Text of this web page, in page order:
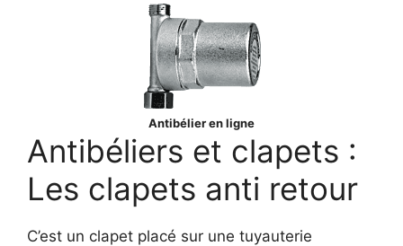
Antibélier en ligne
Antibéliers et clapets :
Les clapets anti retour
C’est un clapet placé sur une tuyauterie